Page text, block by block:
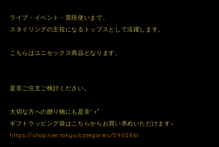
ライブ・イベント・普段使いまで、
スタイリングの主役になるトップスとして活躍します。
こちらはユニセックス商品となります。
是非ご注文ご検討ください。
大切な方への贈り物にも是非*.+ﾟ
ギフトラッピング袋はこちらからお買い求めいただけます↓
https://shop.nier.tokyo/categories/5902861